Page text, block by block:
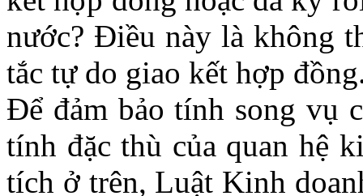
nước? Điều này là không
tắc tự do giao kết hợp
Để đảm bảo tính song vụ
tính đặc thù của quan hệ
tích ở trên, Luật Kinh